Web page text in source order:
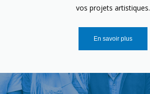
vos projets artistiques.
En savoir plus